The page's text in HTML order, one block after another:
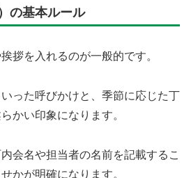
の基本ルール
拶を入れるのが一般的です。
いった呼びかけと、季節に応じた丁
かい印象になります。
会名や担当者の名前を記載するこ
かが明確になります。